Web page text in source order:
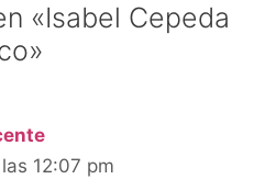
«Isabel Cepeda
12:07 pm